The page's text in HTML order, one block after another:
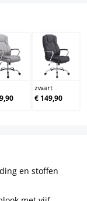
grijs zwart
zwart
€ 149,90
en stoffen